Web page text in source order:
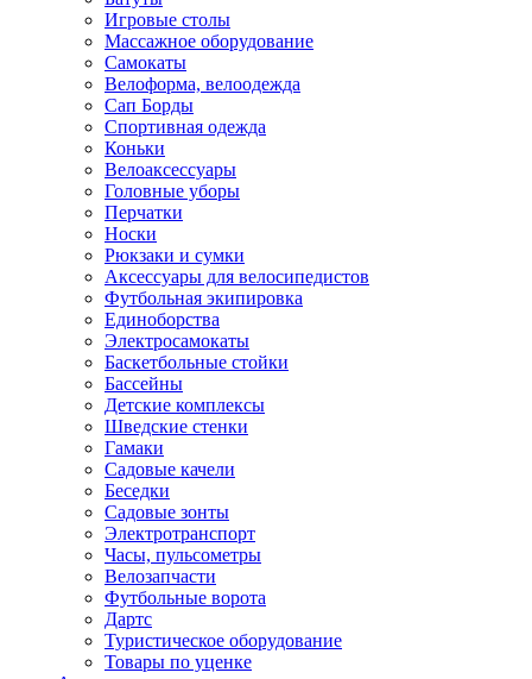
Игровые столы
Массажное оборудование
Самокаты
Велоформа, велоодежда
Сап Борды
Спортивная одежда
Коньки
Велоаксессуары
Головные уборы
Перчатки
Носки
Рюкзаки и сумки
Аксессуары для велосипедистов
Футбольная экипировка
Единоборства
Электросамокаты
Баскетбольные стойки
Бассейны
Детские комплексы
Шведские стенки
Гамаки
Садовые качели
Беседки
Садовые зонты
Электротранспорт
Часы, пульсометры
Велозапчасти
Футбольные ворота
Дартс
Туристическое оборудование
Товары по уценке